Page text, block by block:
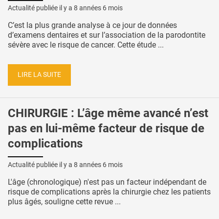
Actualité publiée il y a 8 années 6 mois
C’est la plus grande analyse à ce jour de données
d’examens dentaires et sur l’association de la parodontite
sévère avec le risque de cancer. Cette étude ...
LIRE LA SUITE
CHIRURGIE : L’âge même avancé n’est
pas en lui-même facteur de risque de
complications
Actualité publiée il y a 8 années 6 mois
L'âge (chronologique) n'est pas un facteur indépendant de
risque de complications après la chirurgie chez les patients
plus âgés, souligne cette revue ...